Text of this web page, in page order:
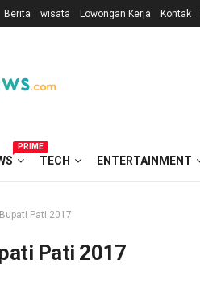
Berita wisata Lowongan Kerja Kontak
PRIME
TECH ENTERTAINMENT
Bupati Pati 2017
Pati 2017